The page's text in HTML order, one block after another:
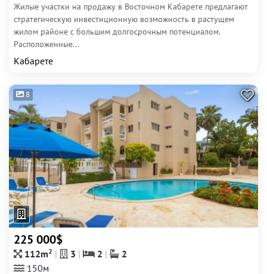
Жилые участки на продажу в Восточном Кабарете предлагают
стратегическую инвестиционную возможность в растущем
жилом районе с большим долгосрочным потенциалом.
Расположенные...
Кабарете
8
225 000$
112m2 3 2
2
150м